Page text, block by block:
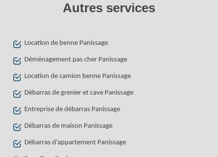
Autres services
Location de benne Panissage
Déménagement pas cher Panissage
Location de camion benne Panissage
Débarras de grenier et cave Panissage
Entreprise de débarras Panissage
Débarras de maison Panissage
Débarras d'appartement Panissage